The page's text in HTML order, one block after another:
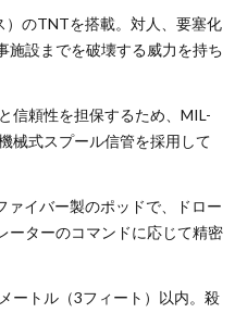
）のTNTを搭載。対人、要塞化
施設までを破壊する威力を持ち
信頼性を担保するため、MIL-
械式スプール信管を採用して
ァイバー製のポッドで、ドロー
ーターのコマンドに応じて精密
ートル（3フィート）以内。殺